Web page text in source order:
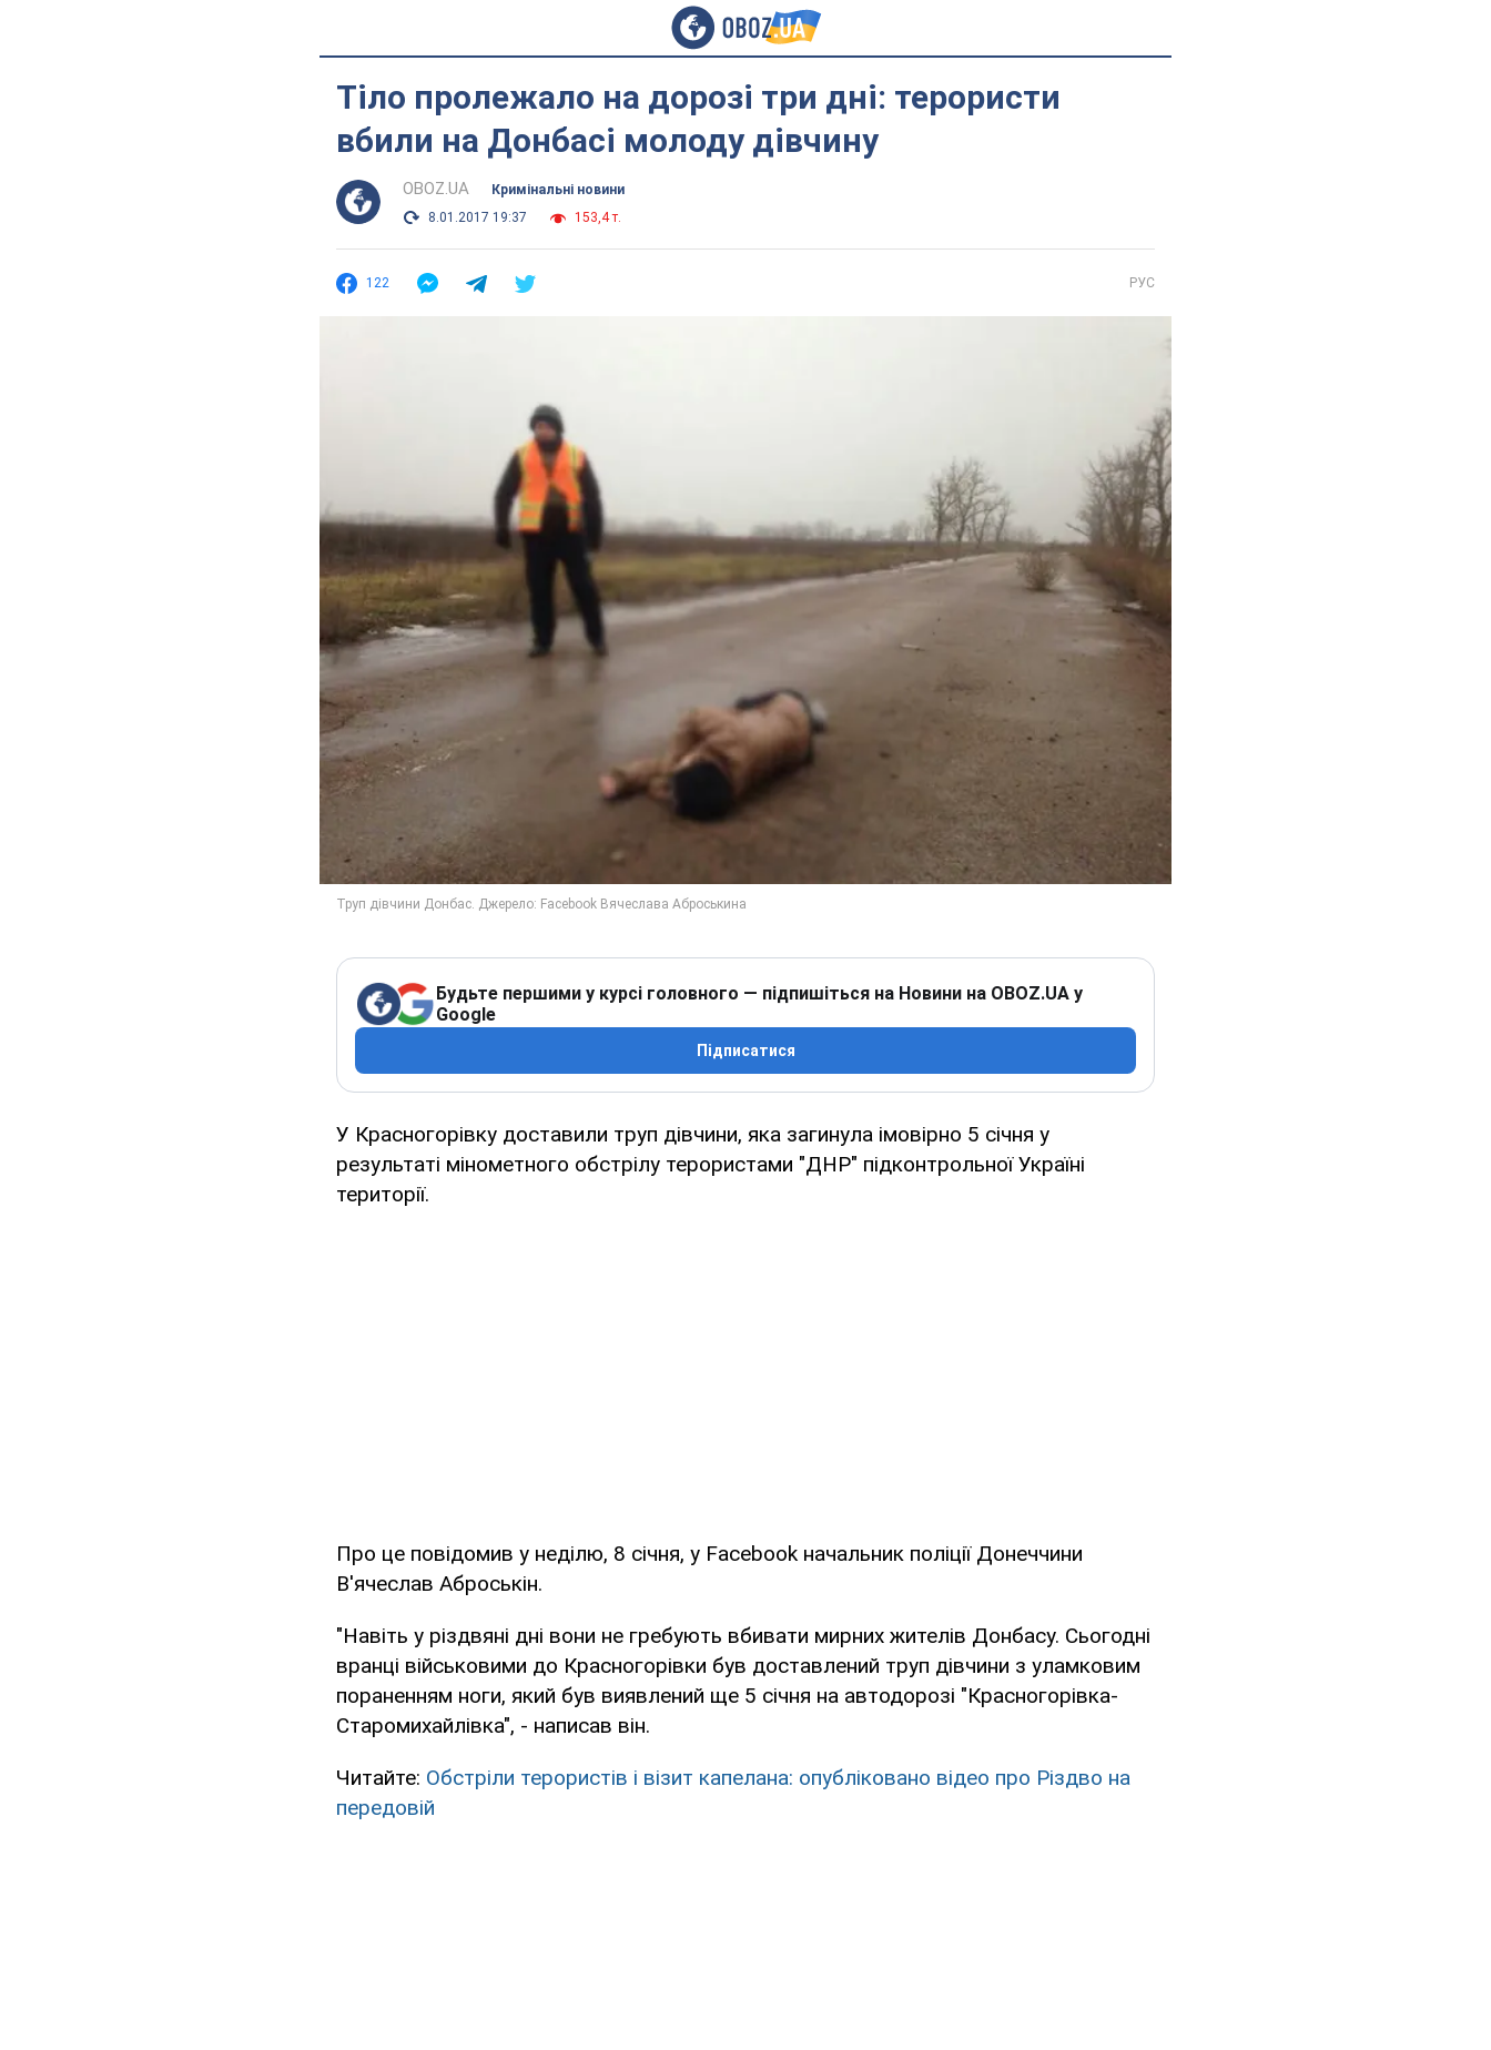
Тіло пролежало на дорозі три дні: терористи
вбили на Донбасі молоду дівчину
OBOZ.UA
Кримінальні новини
8.01.2017 19:37
153,4 т.
122 РУС
Будьте першими у курсі головного — підпишіться на Новини на OBOZ.UA у
Google
Підписатися
У Красногорівку доставили труп дівчини, яка загинула імовірно 5 січня у
результаті мінометного обстрілу терористами "ДНР" підконтрольної Україні
території.
Про це повідомив у неділю, 8 січня, у Facebook начальник поліції Донеччини
В'ячеслав Аброськін.
"Навіть у різдвяні дні вони не гребують вбивати мирних жителів Донбасу. Сьогодні
вранці військовими до Красногорівки був доставлений труп дівчини з уламковим
пораненням ноги, який був виявлений ще 5 січня на автодорозі "Красногорівка-
Старомихайлівка", - написав він.
Читайте: Обстріли терористів і візит капелана: опубліковано відео про Різдво на
передовій